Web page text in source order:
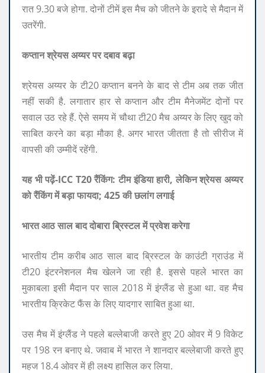
रात 9.30 बजे होगा. दोनों टीमें इस मैच को जीतने के इरादे से मैदान में
उतरेंगी.
कप्तान श्रेयस अय्यर पर दबाव बढ़ा
श्रेयस अय्यर के टी20 कप्तान बनने के बाद से टीम अब तक जीत
नहीं सकी है. लगातार हार से कप्तान और टीम मैनेजमेंट दोनों पर
सवाल उठ रहे हैं. ऐसे समय में चौथा टी20 मैच अय्यर के लिए खुद को
साबित करने का बड़ा मौका है. अगर भारत जीतता है तो सीरीज में
वापसी की उम्मीदें रहेंगी.
यह भी पढ़ें-ICC T20 रैंकिंग: टीम इंडिया हारी, लेकिन श्रेयस अय्यर
को रैंकिंग में बड़ा फायदा; 425 की छलांग लगाई
भारत आठ साल बाद दोबारा ब्रिस्टल में प्रवेश करेगा
भारतीय टीम करीब आठ साल बाद ब्रिस्टल के काउंटी ग्राउंड में
टी20 इंटरनेशनल मैच खेलने जा रही है. इससे पहले भारत का
मुकाबला इसी मैदान पर साल 2018 में इंग्लैंड से हुआ था. वह मैच
भारतीय क्रिकेट फैंस के लिए यादगार साबित हुआ था.
उस मैच में इंग्लैंड ने पहले बल्लेबाजी करते हुए 20 ओवर में 9 विकेट
पर 198 रन बनाए थे. जवाब में भारत ने शानदार बल्लेबाजी करते हुए
महज 18.4 ओवर में ही लक्ष्य हासिल कर लिया.